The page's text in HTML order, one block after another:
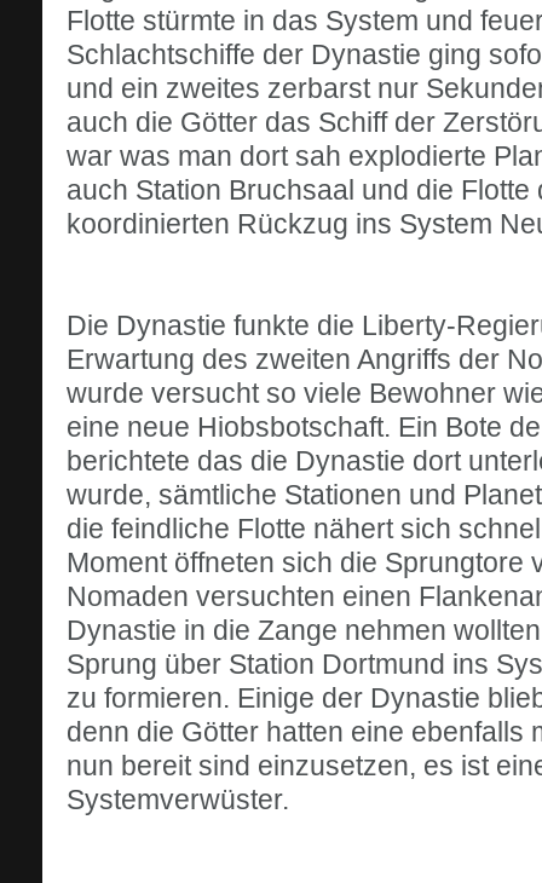
Flotte stürmte in das System und
Schlachtschiffe der Dynastie ging
und ein zweites zerbarst nur
auch die Götter das Schiff der
war was man dort sah explodierte
auch Station Bruchsaal und die
koordinierten Rückzug ins System
Die Dynastie funkte die Liberty-
Erwartung des zweiten Angriffs der
wurde versucht so viele Bewohner
eine neue Hiobsbotschaft. Ein Bote
berichtete das die Dynastie dort
wurde, sämtliche Stationen und
die feindliche Flotte nähert sich
Moment öffneten sich die Sprungtore
Nomaden versuchten einen
Dynastie in die Zange nehmen
Sprung über Station Dortmund ins
zu formieren. Einige der Dynastie
denn die Götter hatten eine ebenfalls
nun bereit sind einzusetzen, es ist
Systemverwüster.